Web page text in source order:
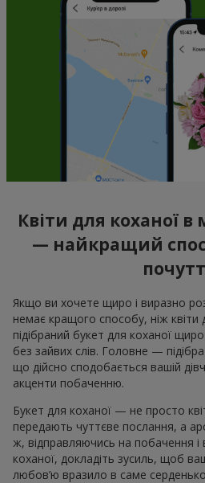
Квіти для коханої
— найкращий
Якщо ви хочете щиро і виразно
немає кращого способу, ніж квіти
підібраний букет для коханої
без зайвих слів. Головне —
що дійсно сподобається вашій
акценти побаченню.
Букет для коханої — не просто
передають чуттєве послання, а
ж, відправляючись на побачення
коханої, докладіть зусиль, щоб
любов’ю вразило в саме